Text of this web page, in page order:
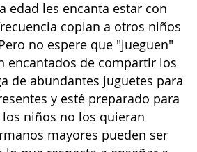
edad les encanta estar con
copian a otros niños
no espere que "jueguen"
encantados de compartir los
de abundantes juguetes para
y esté preparado para
niños no los quieran
mayores pueden ser